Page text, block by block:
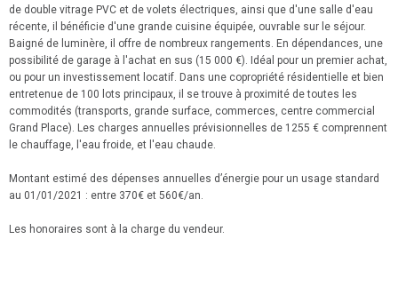
de double vitrage PVC et de volets électriques, ainsi que d'une salle d'eau
récente, il bénéficie d'une grande cuisine équipée, ouvrable sur le séjour.
Baigné de luminère, il offre de nombreux rangements. En dépendances, une
possibilité de garage à l'achat en sus (15 000 €). Idéal pour un premier achat,
ou pour un investissement locatif. Dans une copropriété résidentielle et bien
entretenue de 100 lots principaux, il se trouve à proximité de toutes les
commodités (transports, grande surface, commerces, centre commercial
Grand Place). Les charges annuelles prévisionnelles de 1255 € comprennent
le chauffage, l'eau froide, et l'eau chaude.
Montant estimé des dépenses annuelles d’énergie pour un usage standard
au 01/01/2021 : entre 370€ et 560€/an.
Les honoraires sont à la charge du vendeur.